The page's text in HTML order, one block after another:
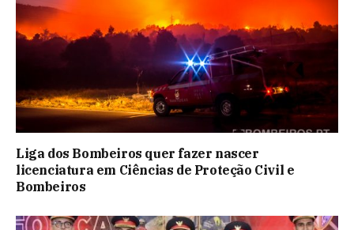
Liga dos Bombeiros quer fazer nascer
licenciatura em Ciências de Proteção Civil e
Bombeiros